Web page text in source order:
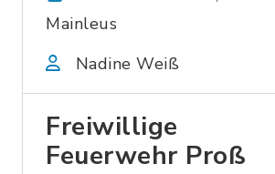
Mainleus
Nadine Weiß
Freiwillige
Feuerwehr Proß